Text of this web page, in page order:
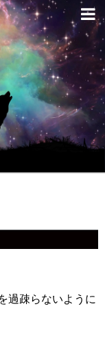
過疎らないように